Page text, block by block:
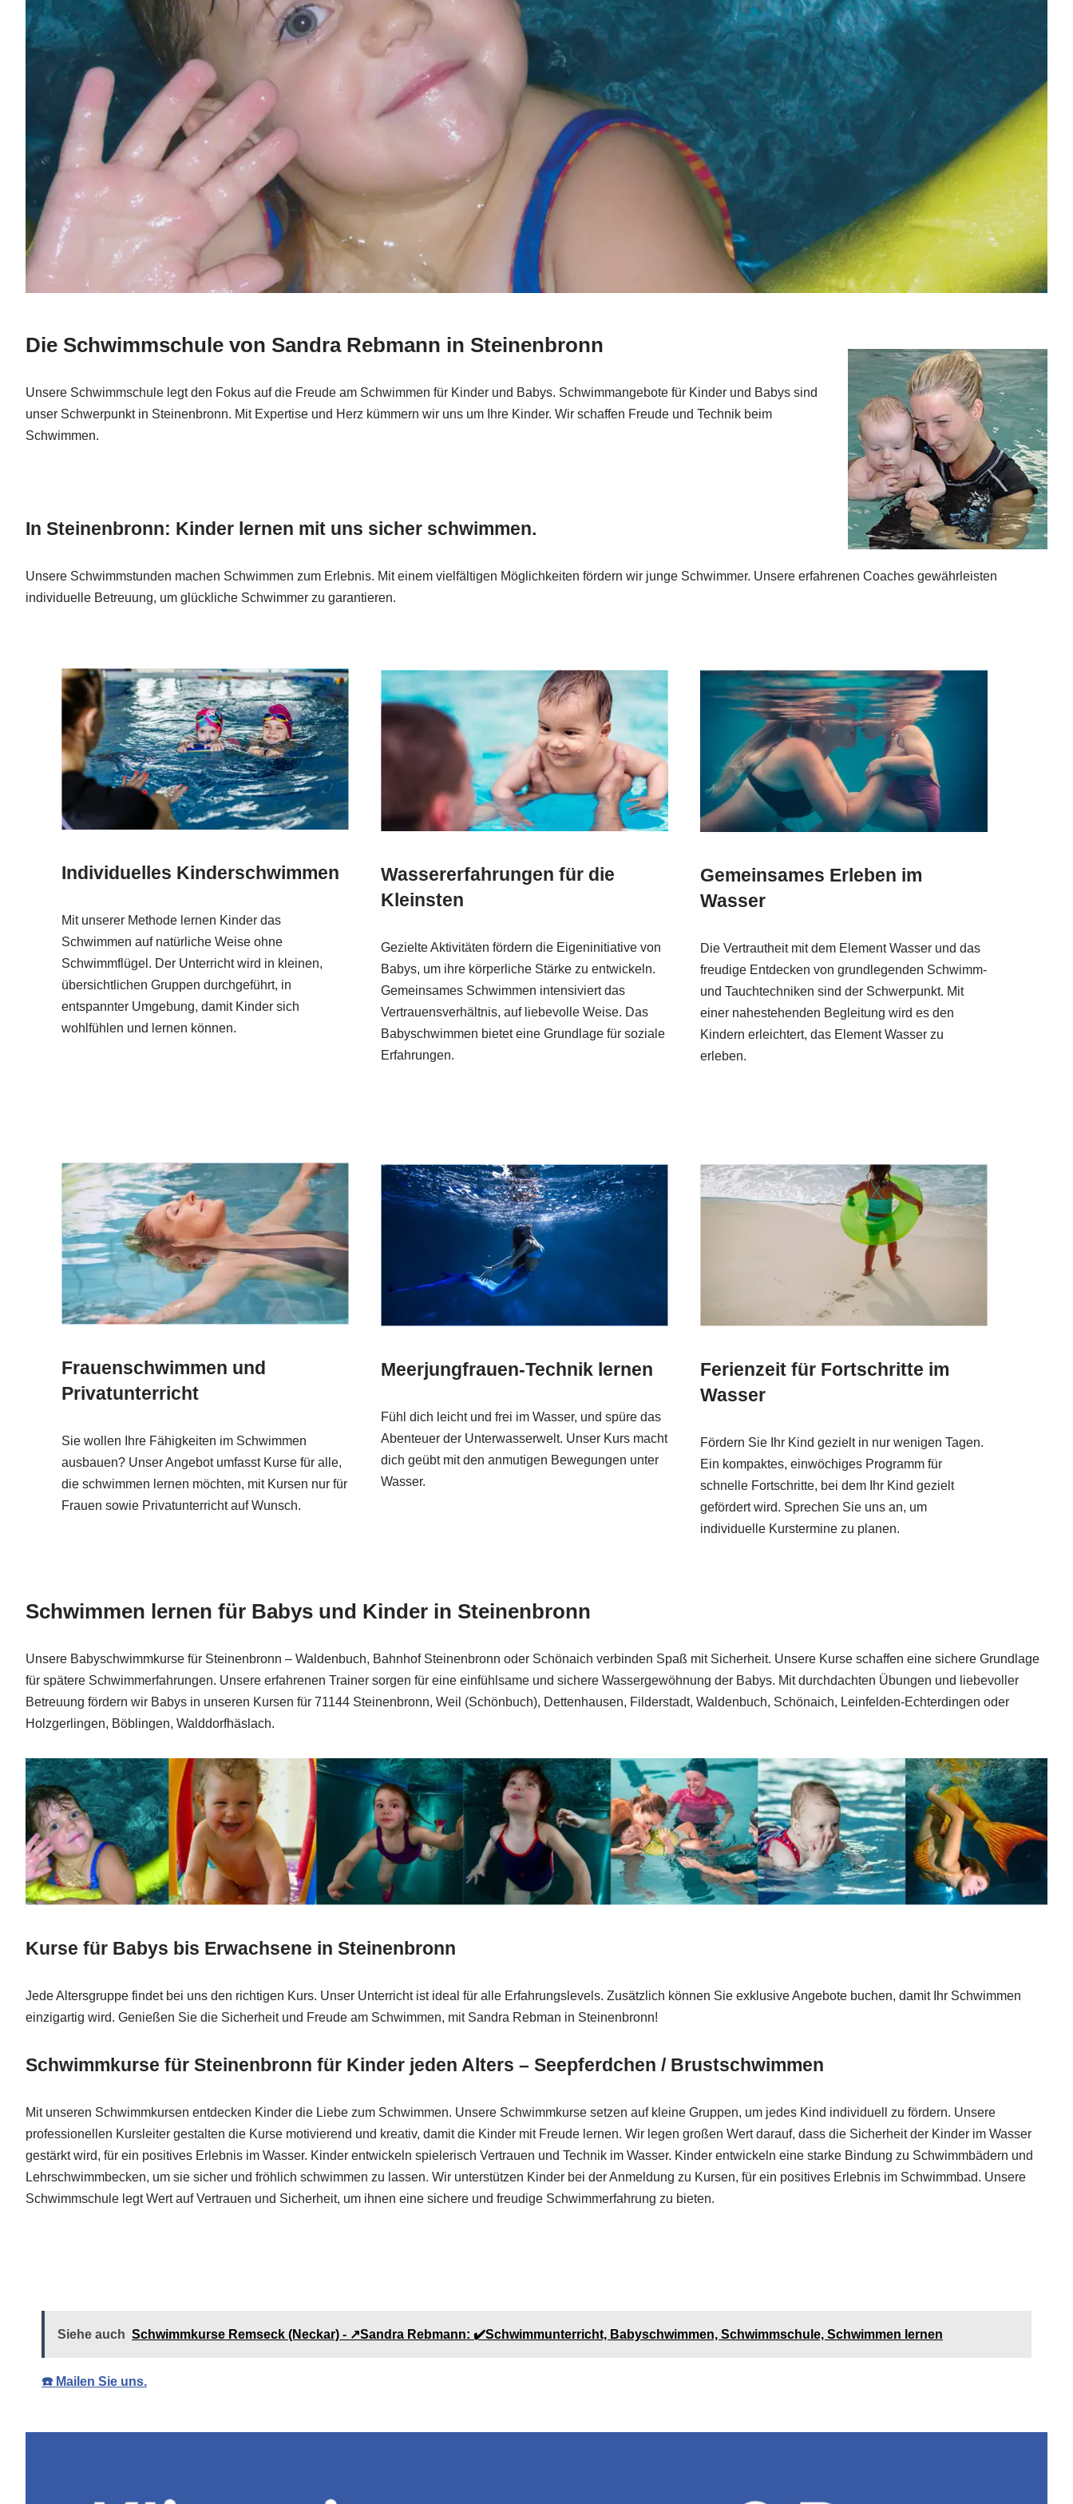
Die Schwimmschule von Sandra Rebmann in Steinenbronn
Unsere Schwimmschule legt den Fokus auf die Freude am Schwimmen für Kinder und Babys. Schwimmangebote für Kinder und Babys sind
unser Schwerpunkt in Steinenbronn. Mit Expertise und Herz kümmern wir uns um Ihre Kinder. Wir schaffen Freude und Technik beim
Schwimmen.
In Steinenbronn: Kinder lernen mit uns sicher schwimmen.
Unsere Schwimmstunden machen Schwimmen zum Erlebnis. Mit einem vielfältigen Möglichkeiten fördern wir junge Schwimmer. Unsere erfahrenen Coaches gewährleisten
individuelle Betreuung, um glückliche Schwimmer zu garantieren.
Individuelles Kinderschwimmen
Mit unserer Methode lernen Kinder das
Schwimmen auf natürliche Weise ohne
Schwimmflügel. Der Unterricht wird in kleinen,
übersichtlichen Gruppen durchgeführt, in
entspannter Umgebung, damit Kinder sich
wohlfühlen und lernen können.
Wassererfahrungen für die
Kleinsten
Gezielte Aktivitäten fördern die Eigeninitiative von
Babys, um ihre körperliche Stärke zu entwickeln.
Gemeinsames Schwimmen intensiviert das
Vertrauensverhältnis, auf liebevolle Weise. Das
Babyschwimmen bietet eine Grundlage für soziale
Erfahrungen.
Gemeinsames Erleben im
Wasser
Die Vertrautheit mit dem Element Wasser und das
freudige Entdecken von grundlegenden Schwimm-
und Tauchtechniken sind der Schwerpunkt. Mit
einer nahestehenden Begleitung wird es den
Kindern erleichtert, das Element Wasser zu
erleben.
Frauenschwimmen und
Privatunterricht
Sie wollen Ihre Fähigkeiten im Schwimmen
ausbauen? Unser Angebot umfasst Kurse für alle,
die schwimmen lernen möchten, mit Kursen nur für
Frauen sowie Privatunterricht auf Wunsch.
Meerjungfrauen-Technik lernen
Fühl dich leicht und frei im Wasser, und spüre das
Abenteuer der Unterwasserwelt. Unser Kurs macht
dich geübt mit den anmutigen Bewegungen unter
Wasser.
Ferienzeit für Fortschritte im
Wasser
Fördern Sie Ihr Kind gezielt in nur wenigen Tagen.
Ein kompaktes, einwöchiges Programm für
schnelle Fortschritte, bei dem Ihr Kind gezielt
gefördert wird. Sprechen Sie uns an, um
individuelle Kurstermine zu planen.
Schwimmen lernen für Babys und Kinder in Steinenbronn
Unsere Babyschwimmkurse für Steinenbronn – Waldenbuch, Bahnhof Steinenbronn oder Schönaich verbinden Spaß mit Sicherheit. Unsere Kurse schaffen eine sichere Grundlage
für spätere Schwimmerfahrungen. Unsere erfahrenen Trainer sorgen für eine einfühlsame und sichere Wassergewöhnung der Babys. Mit durchdachten Übungen und liebevoller
Betreuung fördern wir Babys in unseren Kursen für 71144 Steinenbronn, Weil (Schönbuch), Dettenhausen, Filderstadt, Waldenbuch, Schönaich, Leinfelden-Echterdingen oder
Holzgerlingen, Böblingen, Walddorfhäslach.
Kurse für Babys bis Erwachsene in Steinenbronn
Jede Altersgruppe findet bei uns den richtigen Kurs. Unser Unterricht ist ideal für alle Erfahrungslevels. Zusätzlich können Sie exklusive Angebote buchen, damit Ihr Schwimmen
einzigartig wird. Genießen Sie die Sicherheit und Freude am Schwimmen, mit Sandra Rebman in Steinenbronn!
Schwimmkurse für Steinenbronn für Kinder jeden Alters – Seepferdchen / Brustschwimmen
Mit unseren Schwimmkursen entdecken Kinder die Liebe zum Schwimmen. Unsere Schwimmkurse setzen auf kleine Gruppen, um jedes Kind individuell zu fördern. Unsere
professionellen Kursleiter gestalten die Kurse motivierend und kreativ, damit die Kinder mit Freude lernen. Wir legen großen Wert darauf, dass die Sicherheit der Kinder im Wasser
gestärkt wird, für ein positives Erlebnis im Wasser. Kinder entwickeln spielerisch Vertrauen und Technik im Wasser. Kinder entwickeln eine starke Bindung zu Schwimmbädern und
Lehrschwimmbecken, um sie sicher und fröhlich schwimmen zu lassen. Wir unterstützen Kinder bei der Anmeldung zu Kursen, für ein positives Erlebnis im Schwimmbad. Unsere
Schwimmschule legt Wert auf Vertrauen und Sicherheit, um ihnen eine sichere und freudige Schwimmerfahrung zu bieten.
Siehe auch Schwimmkurse Remseck (Neckar) - ↗️Sandra Rebmann: ✔️Schwimmunterricht, Babyschwimmen, Schwimmschule, Schwimmen lernen
☎️ Mailen Sie uns.